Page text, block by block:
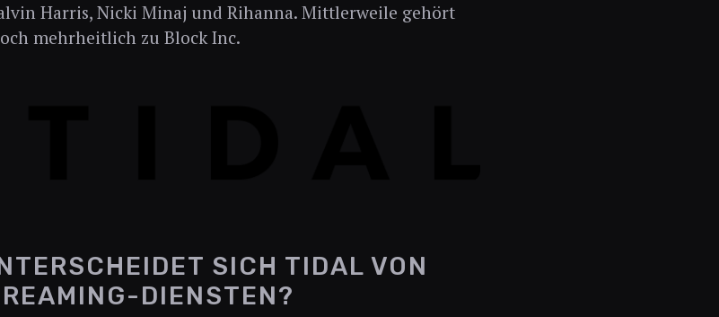
Harris, Nicki Minaj und Rihanna. Mittlerweile gehört
mehrheitlich zu Block Inc.
SICH TIDAL VON
DIENSTEN?